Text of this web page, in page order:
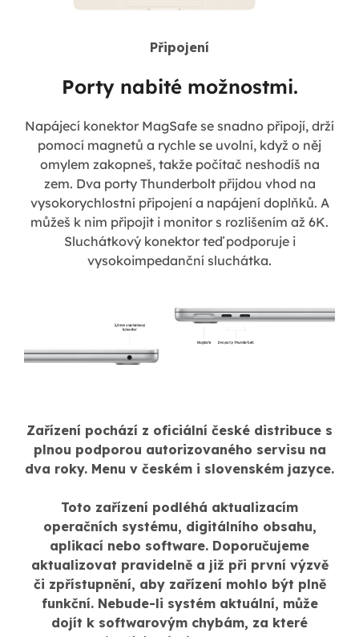
Připojení
Porty nabité možnostmi.
Napájecí konektor MagSafe se snadno připojí, drží
pomocí magnetů a rychle se uvolní, když o něj
omylem zakopneš, takže počítač neshodíš na
zem. Dva porty Thunderbolt přijdou vhod na
vysokorychlostní připojení a napájení doplňků. A
můžeš k nim připojit i monitor s rozlišením až 6K.
Sluchátkový konektor teď podporuje i
vysokoimpedanční sluchátka.
Zařízení pochází z oficiální české distribuce s
plnou podporou autorizovaného servisu na
dva roky. Menu v českém i slovenském jazyce.
Toto zařízení podléhá aktualizacím
operačních systému, digitálního obsahu,
aplikací nebo software. Doporučujeme
aktualizovat pravidelně a již při první výzvě
či zpřístupnění, aby zařízení mohlo být plně
funkční. Nebude-li systém aktuální, může
dojít k softwarovým chybám, za které